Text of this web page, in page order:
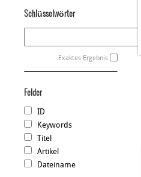
Schlüsselwörter
Exaktes Ergebnis
Felder
ID
Keywords
Titel
Artikel
Dateiname